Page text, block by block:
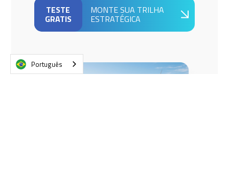
TESTE
GRATIS
MONTE SUA TRILHA
ESTRATÉGICA
Português